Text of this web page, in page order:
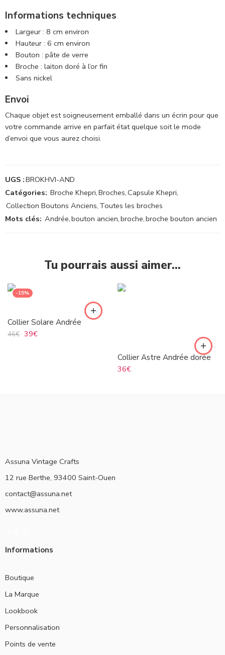
Informations techniques
Largeur : 8 cm environ
Hauteur : 6 cm environ
Bouton : pâte de verre
Broche : laiton doré à l’or fin
Sans nickel
Envoi
Chaque objet est soigneusement emballé dans un écrin pour que
votre commande arrive en parfait état quelque soit le mode
d’envoi que vous aurez choisi.
UGS :BROKHVI-AND
Catégories: Broche Khepri,Broches,Capsule Khepri,
Collection Boutons Anciens, Toutes les broches
Mots clés: Andrée,bouton ancien,broche,broche bouton ancien
Tu pourrais aussi aimer…
-15%
Collier Solare Andrée
46€ 39€
Collier Astre Andrée dorée
36€
Assuna Vintage Crafts
12 rue Berthe, 93400 Saint-Ouen
contact@assuna.net
www.assuna.net
Informations
Boutique
La Marque
Lookbook
Personnalisation
Points de vente